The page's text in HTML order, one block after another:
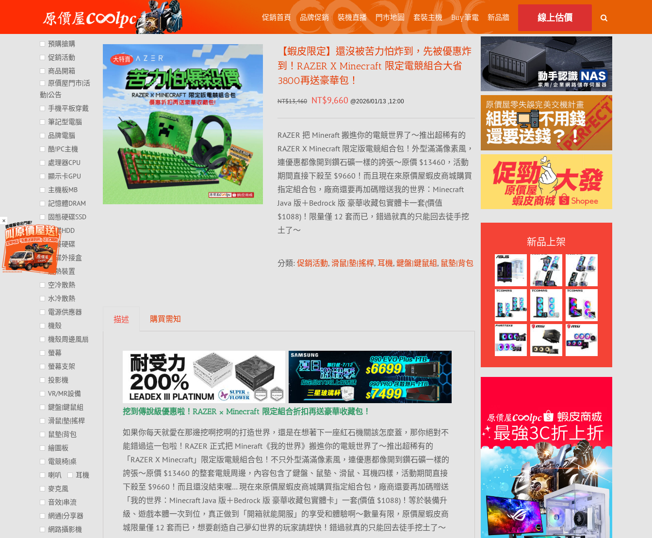
×
content
促銷首頁 品牌促銷 裝機直播 門市地圖 套裝主機 Buy筆電 新品牆 線上估價
大特賣
【蝦皮限定】還沒被苦力怕炸到，先被優惠炸
到！RAZER X Minecraft 限定電競組合大省
3800再送豪華包！
NT$13,460 NT$9,660 @2026/01/13 ,12:00
RAZER 把 Mineraft 搬進你的電競世界了～推出超稀有的
RAZER X Minecraft 限定版電競組合包！外型滿滿像素風，
連優惠都像開到鑽石礦一樣的誇張～原價 $13460，活動
期間直接下殺至 $9660！而且現在來原價屋蝦皮商城購買
指定組合包，廠商還要再加碼贈送我的世界：Minecraft
Java 版＋Bedrock 版 豪華收藏包實體卡一套(價值
$1088)！限量僅 12 套而已，錯過就真的只能回去徒手挖
土了～
分類: 促銷活動, 滑鼠|墊|搖桿, 耳機, 鍵盤|鍵鼠組, 鼠墊|背包
描述 購買需知
挖到傳說級優惠啦！RAZER × Minecraft 限定組合折扣再送豪華收藏包！
如果你每天就愛在那邊挖啊挖啊的打造世界，還是在想著下一座紅石機關該怎麼蓋，那你絕對不
能錯過這一包啦！RAZER 正式把 Mineraft《我的世界》搬進你的電競世界了～推出超稀有的
「RAZER X Minecraft」限定版電競組合包！不只外型滿滿像素風，連優惠都像開到鑽石礦一樣的
誇張～原價 $13460 的整套電競周邊，內容包含了鍵盤、鼠墊、滑鼠、耳機四樣，活動期間直接
下殺至 $9660！而且還沒結束喔… 現在來原價屋蝦皮商城購買指定組合包，廠商還要再加碼贈送
「我的世界：Minecraft Java 版＋Bedrock 版 豪華收藏包實體卡」一套(價值 $1088)！等於裝備升
級、遊戲本體一次到位，真正做到「開箱就能開服」的享受和體驗啊～數量有限，原價屋蝦皮商
城限量僅 12 套而已，想要創造自己夢幻世界的玩家請趕快！錯過就真的只能回去徒手挖土了～
預購搶購
促銷活動
商品開箱
原價屋門市|活
動|公告
手機平板穿戴
筆記型電腦
品牌電腦
酷!PC主機
處理器CPU
顯示卡GPU
主機板MB
記憶體DRAM
固態硬碟SSD
硬碟HDD
外接硬碟
硬碟外接盒
散熱裝置
空冷散熱
水冷散熱
電源供應器
機殼
機殼周邊風扇
螢幕
螢幕支架
投影機
VR/MR設備
鍵盤|鍵鼠組
滑鼠|墊|搖桿
鼠墊|背包
繪圖板
電競椅|桌
喇叭
耳機
麥克風
音效|串流
網通|分享器
網路攝影機
新品上架